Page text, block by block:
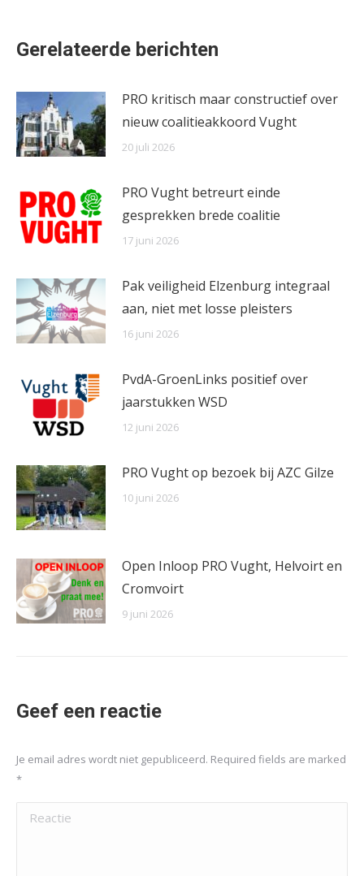
Gerelateerde berichten
PRO kritisch maar constructief over
nieuw coalitieakkoord Vught
20 juli 2026
PRO Vught betreurt einde
gesprekken brede coalitie
17 juni 2026
Pak veiligheid Elzenburg integraal
aan, niet met losse pleisters
16 juni 2026
PvdA-GroenLinks positief over
jaarstukken WSD
12 juni 2026
PRO Vught op bezoek bij AZC Gilze
10 juni 2026
Open Inloop PRO Vught, Helvoirt en
Cromvoirt
9 juni 2026
Geef een reactie
Je email adres wordt niet gepubliceerd. Required fields are marked
*
Reactie